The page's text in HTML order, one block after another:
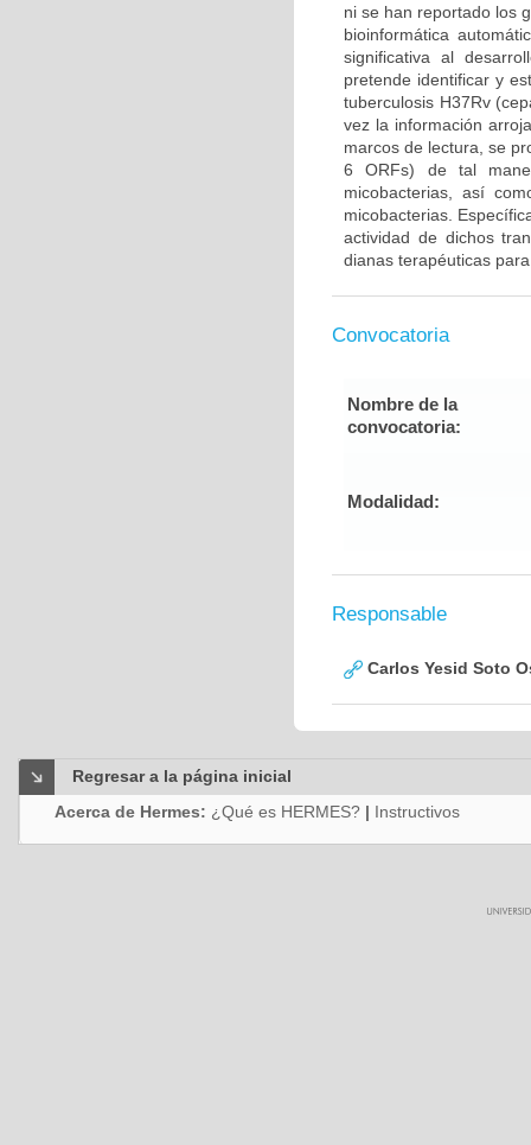
ni se han reportado los
bioinformática
significativa al
pretende identificar y
tuberculosis H37Rv
vez la información
marcos de lectura, se
6 ORFs) de tal
micobacterias, así
micobacterias.
actividad de dichos
dianas terapéuticas
Convocatoria
Nombre de la
convocatoria:
Modalidad:
Responsable
Carlos Yesid Soto
Regresar a la página inicial
Acerca de Hermes: ¿Qué es HERMES? | Instructivos